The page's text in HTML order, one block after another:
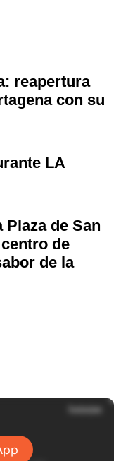
reapertura
con su
LA
Plaza de San
de
de la